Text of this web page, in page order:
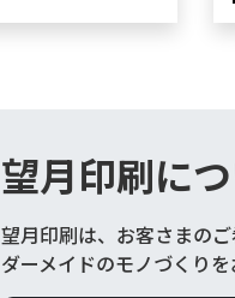
望月印刷に
望月印刷は、お客さまの
ダーメイドのモノづくりを